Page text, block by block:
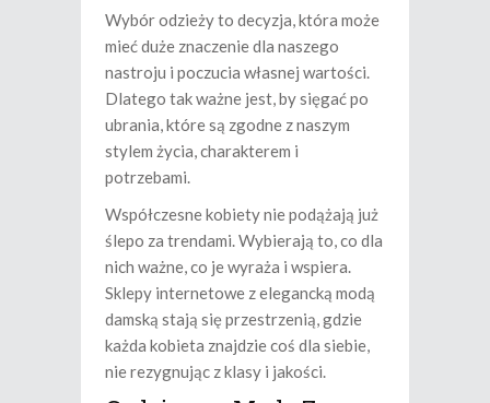
Wybór odzieży to decyzja, która może
mieć duże znaczenie dla naszego
nastroju i poczucia własnej wartości.
Dlatego tak ważne jest, by sięgać po
ubrania, które są zgodne z naszym
stylem życia, charakterem i
potrzebami.
Współczesne kobiety nie podążają już
ślepo za trendami. Wybierają to, co dla
nich ważne, co je wyraża i wspiera.
Sklepy internetowe z elegancką modą
damską stają się przestrzenią, gdzie
każda kobieta znajdzie coś dla siebie,
nie rezygnując z klasy i jakości.